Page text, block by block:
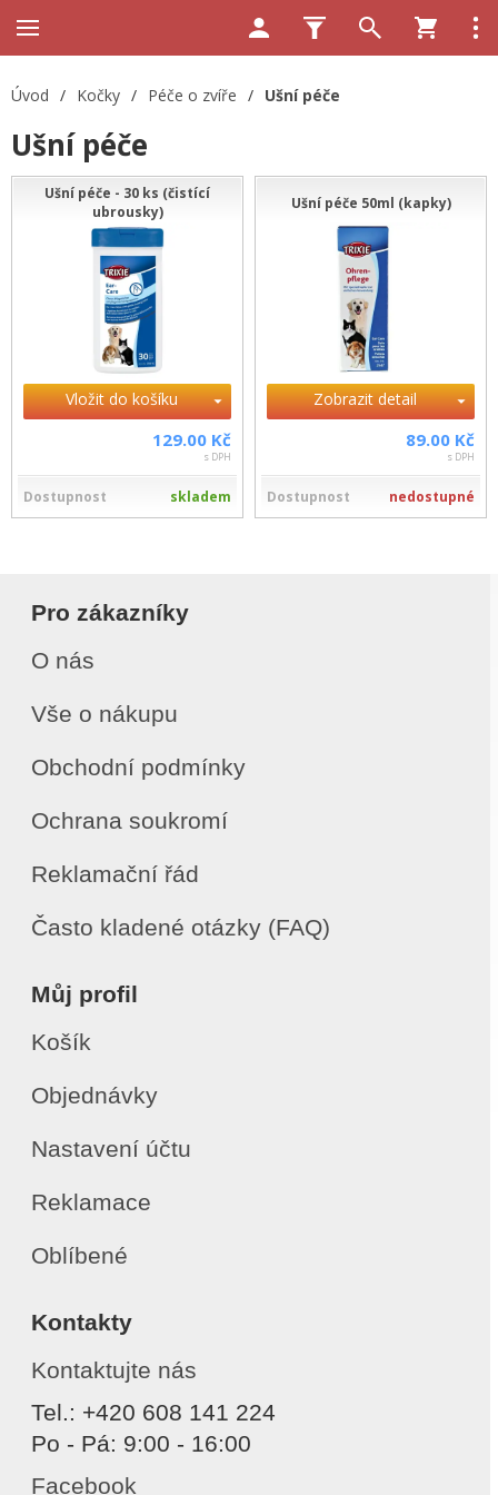
Úvod / Kočky / Péče o zvíře / Ušní péče
Ušní péče
Ušní péče - 30 ks (čistící
ubrousky)
Vložit do košíku
129.00 Kč
s DPH
Dostupnost skladem
Ušní péče 50ml (kapky)
Zobrazit detail
89.00 Kč
s DPH
Dostupnost nedostupné
Pro zákazníky
O nás
Vše o nákupu
Obchodní podmínky
Ochrana soukromí
Reklamační řád
Často kladené otázky (FAQ)
Můj profil
Košík
Objednávky
Nastavení účtu
Reklamace
Oblíbené
Kontakty
Kontaktujte nás
Tel.: +420 608 141 224
Po - Pá: 9:00 - 16:00
Facebook